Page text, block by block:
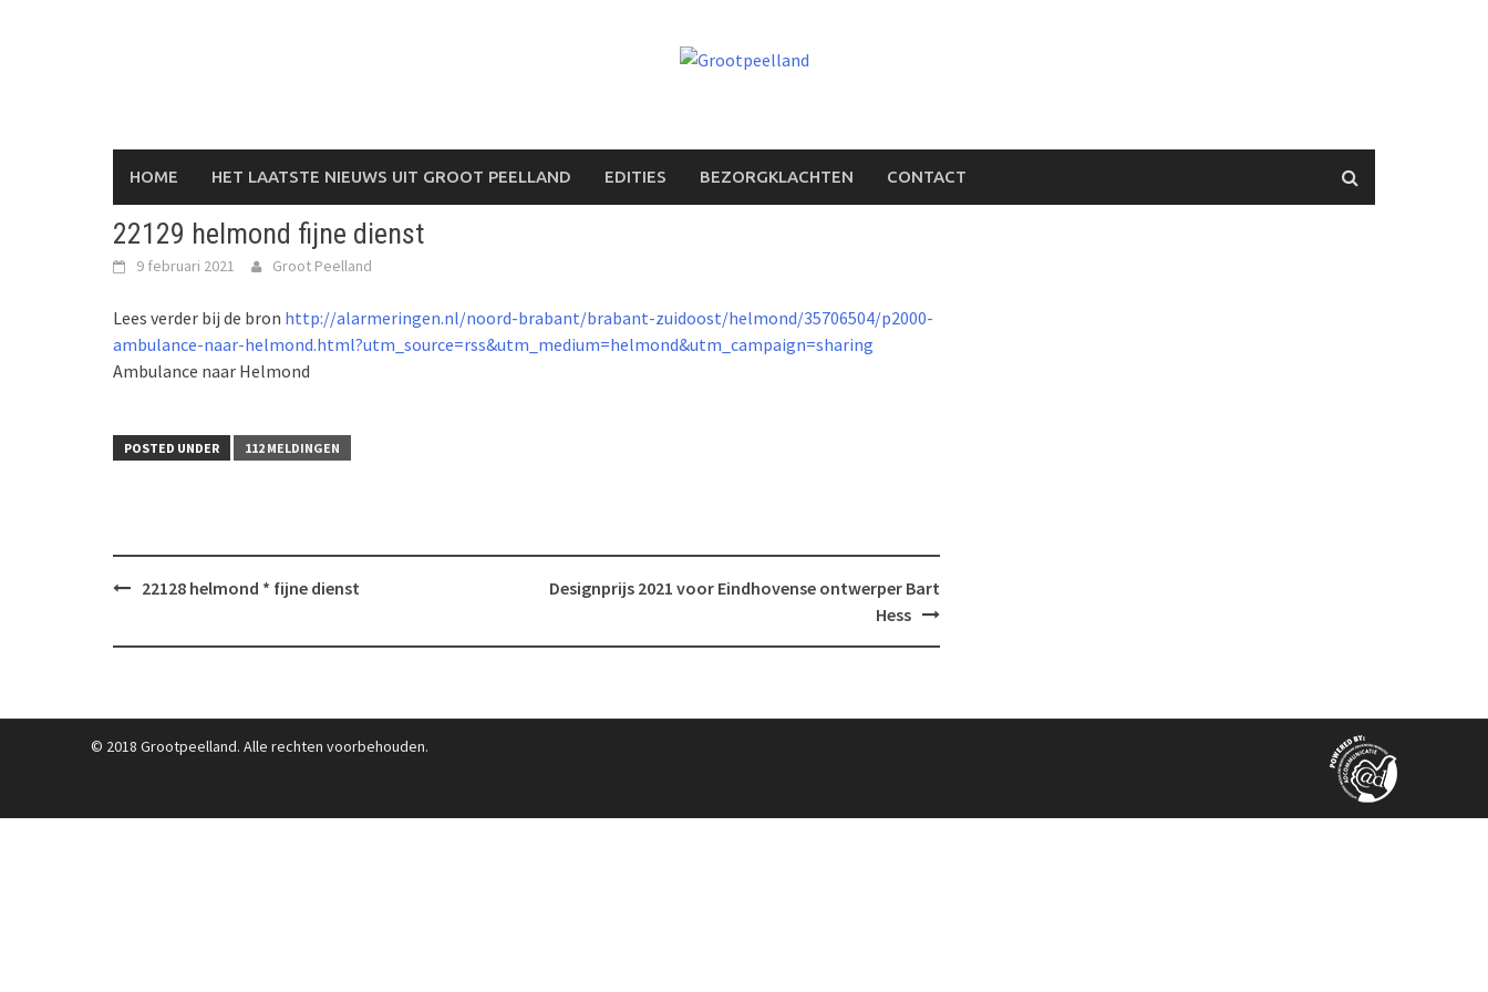
HOME HET LAATSTE NIEUWS UIT GROOT PEELLAND EDITIES BEZORGKLACHTEN CONTACT
22129 helmond fijne dienst
9 februari 2021 Groot Peelland
Lees verder bij de bron http://alarmeringen.nl/noord-brabant/brabant-zuidoost/helmond/35706504/p2000-
ambulance-naar-helmond.html?utm_source=rss&utm_medium=helmond&utm_campaign=sharing
Ambulance naar Helmond
POSTED UNDER 112 MELDINGEN
Post22128 helmond * fijne dienst
Designprijs 2021 voor Eindhovense ontwerper Bart
Hess
© 2018 Grootpeelland. Alle rechten voorbehouden.